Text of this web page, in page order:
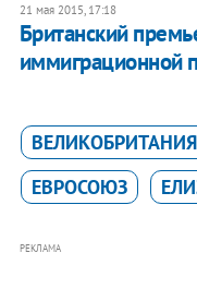
21 мая 2015, 17:18
Британский
иммиграционной
ВЕЛИКОБРИТАНИЯ
ЕВРОСОЮЗ
РЕКЛАМА